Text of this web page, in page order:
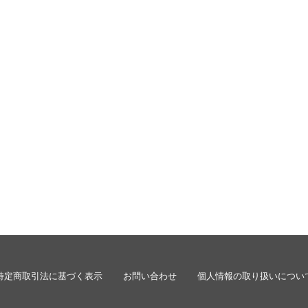
定商取引法に基づく表示 お問い合わせ 個人情報の取り扱いについ